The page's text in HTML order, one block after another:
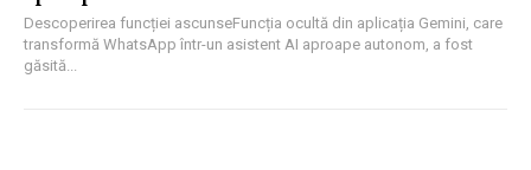
Descoperirea funcției ascunseFuncția ocultă din aplicația Gemini, care
transformă WhatsApp într-un asistent AI aproape autonom, a fost
găsită...